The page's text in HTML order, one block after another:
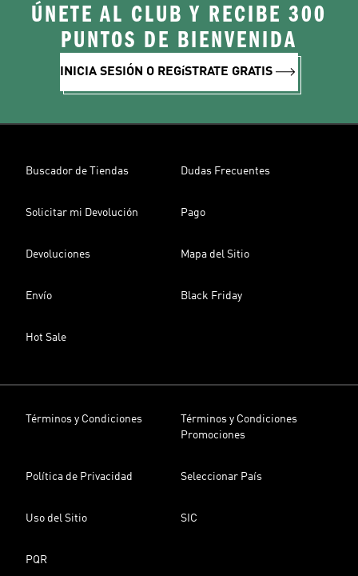
ÚNETE AL CLUB Y RECIBE 300
PUNTOS DE BIENVENIDA
INICIA SESIÓN O REGíSTRATE GRATIS
Buscador de Tiendas Dudas Frecuentes
Solicitar mi Devolución Pago
Devoluciones Mapa del Sitio
Envío Black Friday
Hot Sale
Términos y Condiciones
Términos y Condiciones
Promociones
Política de Privacidad Seleccionar País
Uso del Sitio SIC
PQR